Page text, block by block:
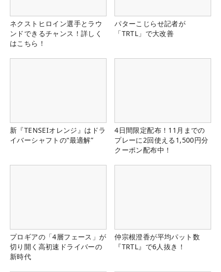
ネクストヒロイン選手とラウ
ンドできるチャンス！詳しく
はこちら！
パターこじらせ記者が
「TRTL」で大改善
新『TENSEIオレンジ』はドラ
イバーシャフトの“最適解”
4日間限定配布！11月までの
プレーに2回使える1,500円分
クーポン配布中！
プロギアの「4層フェース」が
切り開く高初速ドライバーの
新時代
仲宗根澄香が平均パット数
『TRTL』で6人抜き！